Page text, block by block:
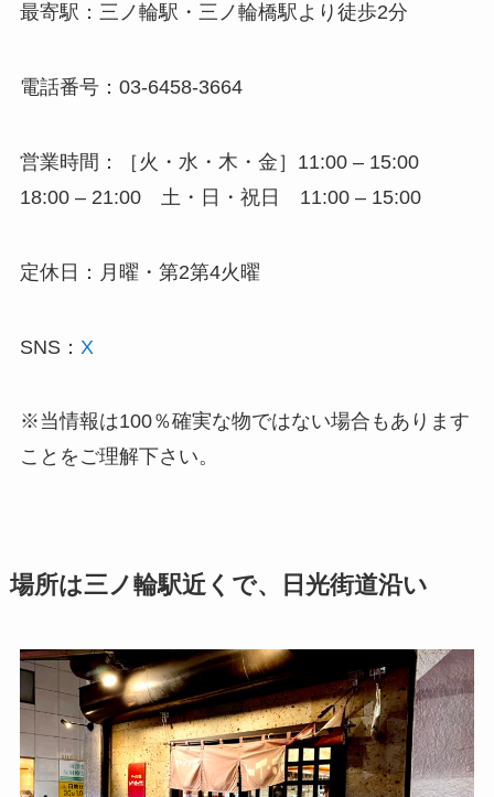
最寄駅：三ノ輪駅・三ノ輪橋駅より徒歩2分
電話番号：03-6458-3664
営業時間：［火・水・木・金］11:00 – 15:00
18:00 – 21:00 土・日・祝日 11:00 – 15:00
定休日：月曜・第2第4火曜
SNS： X
※当情報は100％確実な物ではない場合もあります
ことをご理解下さい。
場所は三ノ輪駅近くで、日光街道沿い